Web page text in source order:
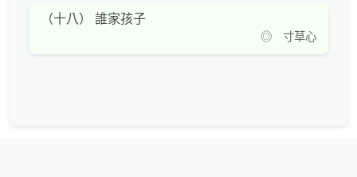
（十八） 誰家孩子
◎ 寸草心